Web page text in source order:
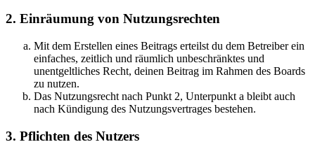
2. Einräumung von Nutzungsrechten
Mit dem Erstellen eines Beitrags erteilst du dem Betreiber ein
einfaches, zeitlich und räumlich unbeschränktes und
unentgeltliches Recht, deinen Beitrag im Rahmen des Boards
zu nutzen.
Das Nutzungsrecht nach Punkt 2, Unterpunkt a bleibt auch
nach Kündigung des Nutzungsvertrages bestehen.
3. Pflichten des Nutzers